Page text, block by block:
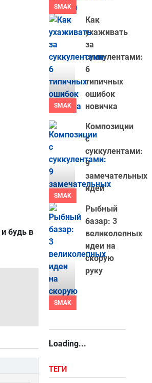
и будь в
SMAK
SMAK
Как
ухаживать
за
суккулентами:
6
типичных
ошибок
новичка
SMAK
Композиции
с
суккулентами:
9
замечательных
идей
SMAK
Рыбный
базар: 3
великолепных
идеи на
скорую
руку
Loading...
ТЕГИ